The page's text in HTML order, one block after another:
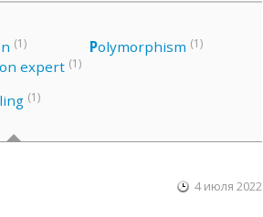
(1)
expert (1)
(1)
Polymorphism (1)
4 июля 2022